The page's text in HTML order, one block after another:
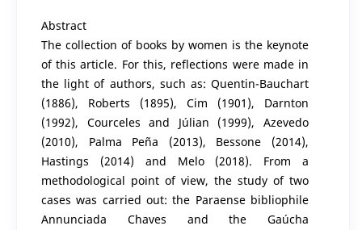
Abstract
The collection of books by women is the keynote
of this article. For this, reflections were made in
the light of authors, such as: Quentin-Bauchart
(1886), Roberts (1895), Cim (1901), Darnton
(1992), Courceles and Júlian (1999), Azevedo
(2010), Palma Peña (2013), Bessone (2014),
Hastings (2014) and Melo (2018). From a
methodological point of view, the study of two
cases was carried out: the Paraense bibliophile
Annunciada Chaves and the Gaúcha